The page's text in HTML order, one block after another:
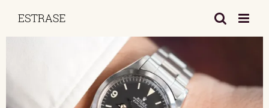
contenido